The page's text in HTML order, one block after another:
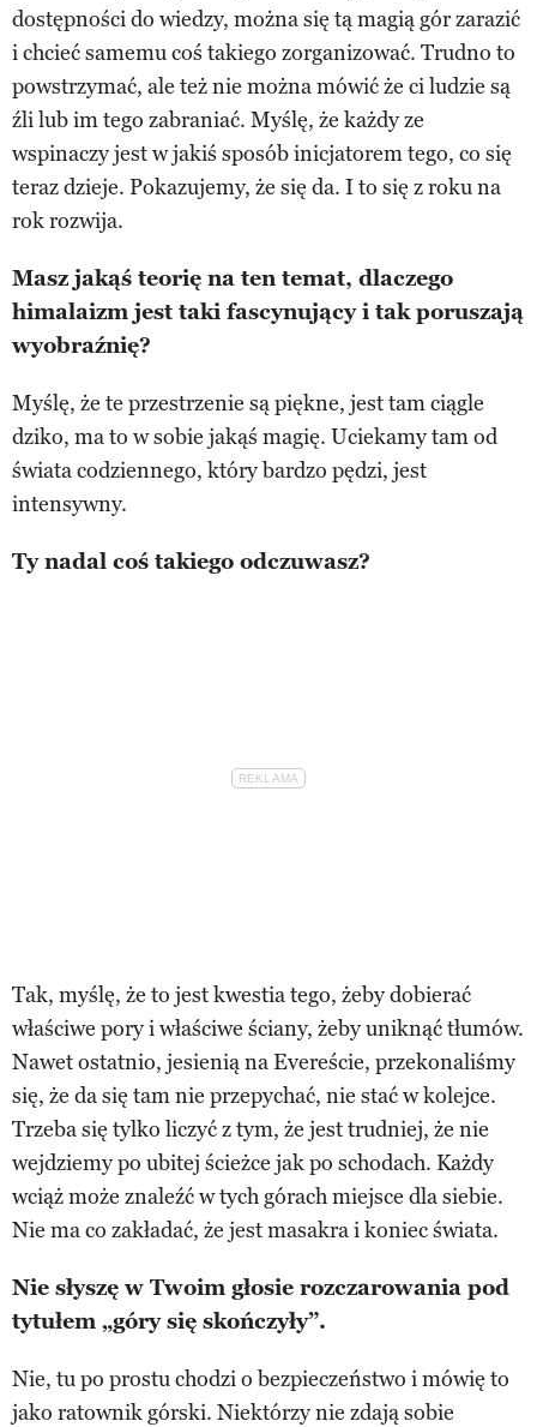
dostępności do wiedzy, można się tą magią gór zarazić
i chcieć samemu coś takiego zorganizować. Trudno to
powstrzymać, ale też nie można mówić że ci ludzie są
źli lub im tego zabraniać. Myślę, że każdy ze
wspinaczy jest w jakiś sposób inicjatorem tego, co się
teraz dzieje. Pokazujemy, że się da. I to się z roku na
rok rozwija.
Masz jakąś teorię na ten temat, dlaczego
himalaizm jest taki fascynujący i tak poruszają
wyobraźnię?
Myślę, że te przestrzenie są piękne, jest tam ciągle
dziko, ma to w sobie jakąś magię. Uciekamy tam od
świata codziennego, który bardzo pędzi, jest
intensywny.
Ty nadal coś takiego odczuwasz?
Tak, myślę, że to jest kwestia tego, żeby dobierać
właściwe pory i właściwe ściany, żeby uniknąć tłumów.
Nawet ostatnio, jesienią na Evereście, przekonaliśmy
się, że da się tam nie przepychać, nie stać w kolejce.
Trzeba się tylko liczyć z tym, że jest trudniej, że nie
wejdziemy po ubitej ścieżce jak po schodach. Każdy
wciąż może znaleźć w tych górach miejsce dla siebie.
Nie ma co zakładać, że jest masakra i koniec świata.
Nie słyszę w Twoim głosie rozczarowania pod
tytułem „góry się skończyły”.
Nie, tu po prostu chodzi o bezpieczeństwo i mówię to
jako ratownik górski. Niektórzy nie zdają sobie